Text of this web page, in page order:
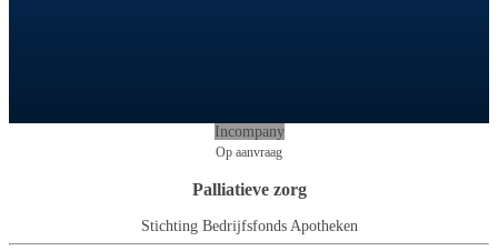
Incompany
Op aanvraag
Palliatieve zorg
Stichting Bedrijfsfonds Apotheken